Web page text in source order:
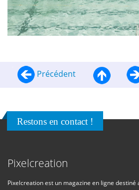
Précédent
Restons en contact !
Pixelcreation
Pixelcreation est un magazine en ligne destiné